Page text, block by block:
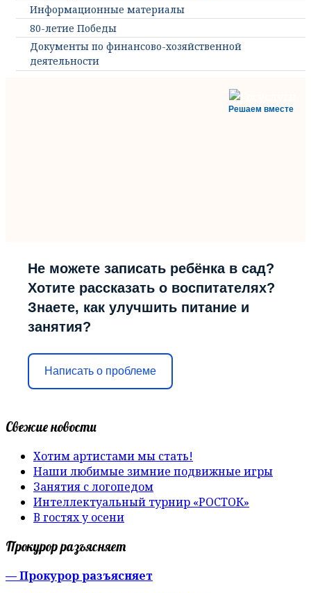
Информационные материалы
80-летие Победы
Документы по финансово-хозяйственной
деятельности
Решаем вместе
Не можете записать ребёнка в сад?
Хотите рассказать о воспитателях?
Знаете, как улучшить питание и
занятия?
Написать о проблеме
Свежие новости
Хотим артистами мы стать!
Наши любимые зимние подвижные игры
Занятия с логопедом
Интеллектуальный турнир «РОСТОК»
В гостях у осени
Прокурор разъясняет
— Прокурор разъясняет